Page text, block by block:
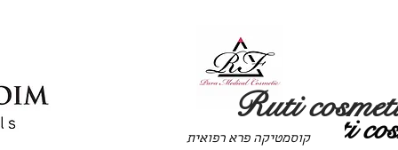
Rutiקוסמטיקה פרא רפואית
Ruti